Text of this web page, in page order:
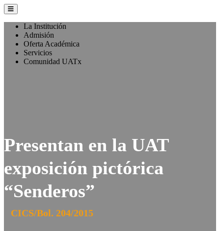
La Institución
Admisión
Oferta Académica
Servicios
Comunidad UATx
Presentan en la UAT
exposición pictórica
“Senderos”
CICS/Bol. 204/2015